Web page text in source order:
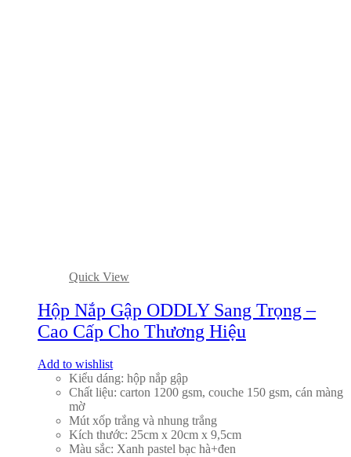
Quick View
Hộp Nắp Gập ODDLY Sang Trọng –
Cao Cấp Cho Thương Hiệu
Add to wishlist
Kiểu dáng: hộp nắp gập
Chất liệu: carton 1200 gsm, couche 150 gsm, cán màng
mờ
Mút xốp trắng và nhung trắng
Kích thước: 25cm x 20cm x 9,5cm
Màu sắc: Xanh pastel bạc hà+đen